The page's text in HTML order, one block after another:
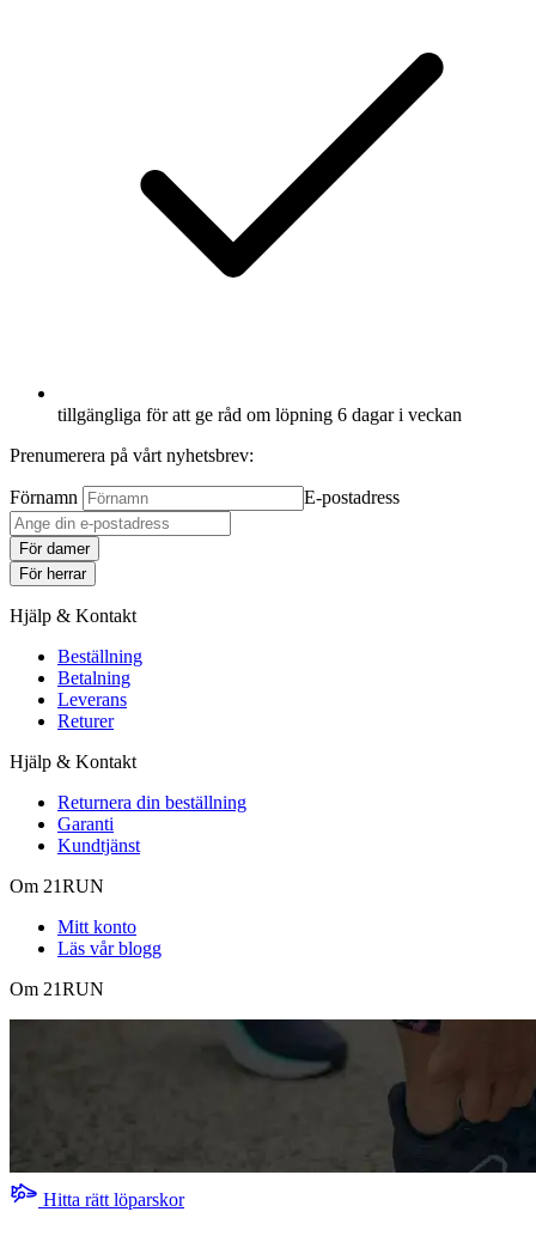
tillgängliga för att ge råd om löpning 6 dagar i veckan
Prenumerera på vårt nyhetsbrev:
Förnamn E-postadress
För damer
För herrar
Hjälp & Kontakt
Beställning
Betalning
Leverans
Returer
Hjälp & Kontakt
Returnera din beställning
Garanti
Kundtjänst
Om 21RUN
Mitt konto
Läs vår blogg
Om 21RUN
Hitta rätt löparskor